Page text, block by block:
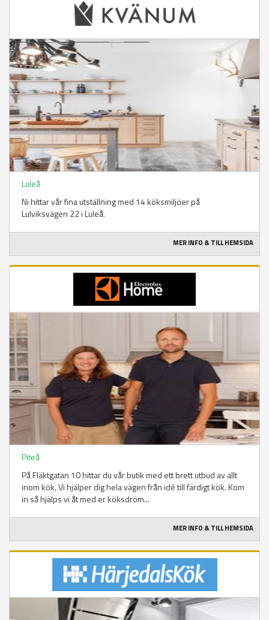
Luleå
Ni hittar vår fina utställning med 14 köksmiljöer på
Lulviksvägen 22 i Luleå.
MER INFO & TILL HEMSIDA
Piteå
På Fläktgatan 10 hittar du vår butik med ett brett utbud av allt
inom kök. Vi hjälper dig hela vägen från idé till färdigt kök. Kom
in så hjälps vi åt med er köksdröm...
MER INFO & TILL HEMSIDA